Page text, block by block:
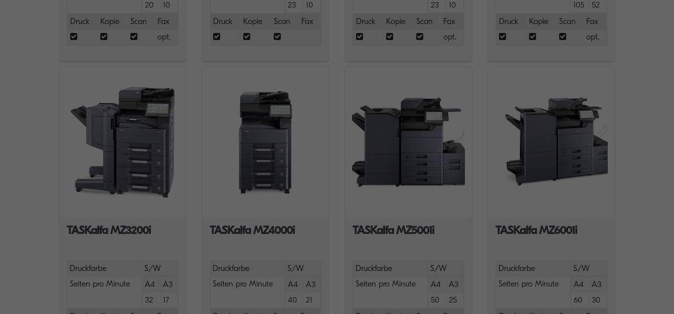
20
10
Druck
Kopie Scan
Fax
opt.
23
10
Druck
Kopie Scan Fax
23
10
Druck
Kopie Scan
Fax
opt.
105
52
Druck
Kopie Scan
Fax
opt.
TASKalfa MZ3200i
Druckfarbe
S/W
Seiten pro Minute
A4
A3
32
17
TASKalfa MZ4000i
Druckfarbe
S/W
Seiten pro Minute
A4
A3
40
21
TASKalfa MZ5001i
Druckfarbe
S/W
Seiten pro Minute
A4
A3
50
25
TASKalfa MZ6001i
Druckfarbe
S/W
Seiten pro Minute
A4
A3
60
30